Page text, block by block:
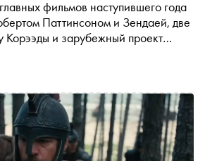
фильмов наступившего года
Паттинсоном и Зендаей, две
Корээды и зарубежный проект